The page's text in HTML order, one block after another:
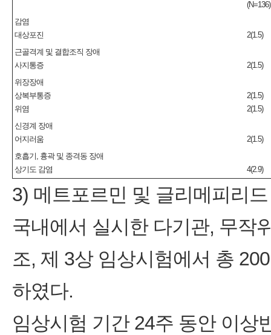
감염
대상포진
2(1.5)
근골격계 및 결합조직 장애
사지통증
2(1.5)
위장장애
상복부통증
위염
2(1.5)
2(1.5)
신경계 장애
어지러움
2(1.5)
호흡기, 흉곽 및 종격동 장애
상기도 감염
4(2.9)
3) 메트포르민 및 글리메피리
국내에서 실시한 다기관, 무작
조, 제 3상 임상시험에서 총
하였다.
임상시험 기간 24주 동안 이상